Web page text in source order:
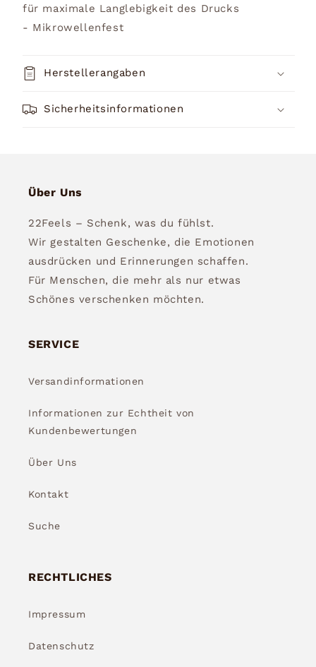
für maximale Langlebigkeit des Drucks
- Mikrowellenfest
Herstellerangaben
Sicherheitsinformationen
Über Uns
22Feels – Schenk, was du fühlst.
Wir gestalten Geschenke, die Emotionen
ausdrücken und Erinnerungen schaffen.
Für Menschen, die mehr als nur etwas
Schönes verschenken möchten.
SERVICE
Versandinformationen
Informationen zur Echtheit von
Kundenbewertungen
Über Uns
Kontakt
Suche
RECHTLICHES
Impressum
Datenschutz